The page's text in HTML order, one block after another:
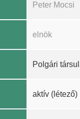
Peter Mocsi
elnök
Polgári
aktív (létező)